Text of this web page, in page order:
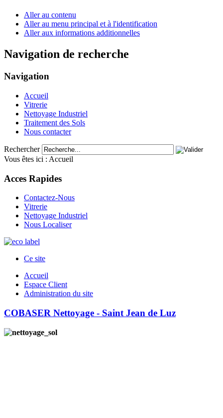
Aller au contenu
Aller au menu principal et à l'identification
Aller aux informations additionnelles
Navigation de recherche
Navigation
Accueil
Vitrerie
Nettoyage Industriel
Traitement des Sols
Nous contacter
Rechercher
Vous êtes ici : Accueil
Acces Rapides
Contactez-Nous
Vitrerie
Nettoyage Industriel
Nous Localiser
Ce site
Accueil
Espace Client
Administration du site
COBASER Nettoyage - Saint Jean de Luz